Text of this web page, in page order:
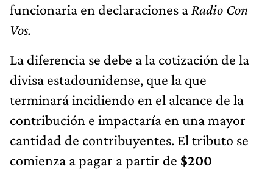
funcionaria en declaraciones a Radio Con
Vos.
La diferencia se debe a la cotización de la
divisa estadounidense, que la que
terminará incidiendo en el alcance de la
contribución e impactaría en una mayor
cantidad de contribuyentes. El tributo se
comienza a pagar a partir de $200